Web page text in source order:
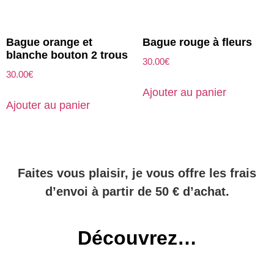
Bague orange et
blanche bouton 2 trous
30.00€
Ajouter au panier
Bague rouge à fleurs
30.00€
Ajouter au panier
Faites vous plaisir, je vous offre les frais
d’envoi à partir de 50 € d’achat.
Découvrez…